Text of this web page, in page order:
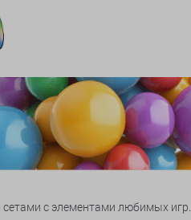
с элементами любимых игр.